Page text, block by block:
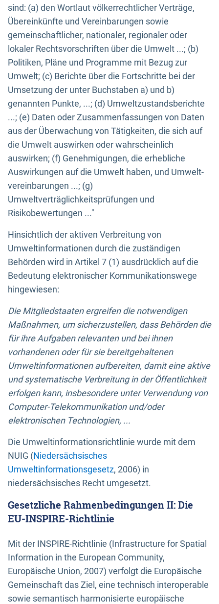
sind: (a) den Wortlaut völkerrechtlicher Verträge,
Übereinkünfte und Vereinbarungen sowie
gemeinschaftlicher, nationaler, regionaler oder
lokaler Rechtsvorschriften über die Umwelt ...; (b)
Politiken, Pläne und Programme mit Bezug zur
Umwelt; (c) Berichte über die Fortschritte bei der
Umsetzung der unter Buchstaben a) und b)
genannten Punkte, ...; (d) Umweltzustandsberichte
...; (e) Daten oder Zusammenfassungen von Daten
aus der Überwachung von Tätigkeiten, die sich auf
die Umwelt auswirken oder wahrscheinlich
auswirken; (f) Genehmigungen, die erhebliche
Auswirkungen auf die Umwelt haben, und Umwelt-
vereinbarungen ...; (g)
Umweltverträglichkeitsprüfungen und
Risikobewertungen ..."
Hinsichtlich der aktiven Verbreitung von
Umweltinformationen durch die zuständigen
Behörden wird in Artikel 7 (1) ausdrücklich auf die
Bedeutung elektronischer Kommunikationswege
hingewiesen:
Die Mitgliedstaaten ergreifen die notwendigen
Maßnahmen, um sicherzustellen, dass Behörden die
für ihre Aufgaben relevanten und bei ihnen
vorhandenen oder für sie bereitgehaltenen
Umweltinformationen aufbereiten, damit eine aktive
und systematische Verbreitung in der Öffentlichkeit
erfolgen kann, insbesondere unter Verwendung von
Computer-Telekommunikation und/oder
elektronischen Technologien, ...
Die Umweltinformationsrichtlinie wurde mit dem
NUIG (Niedersächsisches
Umweltinformationsgesetz, 2006) in
niedersächsisches Recht umgesetzt.
Gesetzliche Rahmenbedingungen II: Die
EU-INSPIRE-Richtlinie
Mit der INSPIRE-Richtlinie (Infrastructure for Spatial
Information in the European Community,
Europäische Union, 2007) verfolgt die Europäische
Gemeinschaft das Ziel, eine technisch interoperable
sowie semantisch harmonisierte europäische